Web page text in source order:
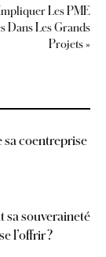
Les PME
Dans Les Grands
Projets »
sa coentreprise
sa souveraineté
l’offrir ?